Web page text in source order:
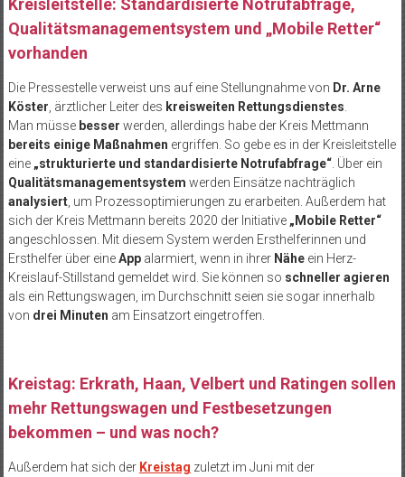
Qualitätsmanagementsystem und „Mobile Retter“
vorhanden
Die Pressestelle verweist uns auf eine Stellungnahme von Dr. Arne
Köster , ärztlicher Leiter des kreisweiten Rettungsdienstes
Man müsse besser werden, allerdings habe der Kreis Mettmann
bereits einige Maßnahmen ergriffen. So gebe es in der Kreisleitstelle
eine „strukturierte und standardisierte Notrufabfrage“. Über ein
Qualitätsmanagementsystem werden Einsätze nachträglich
analysiert, um Prozessoptimierungen zu erarbeiten. Außerdem hat
sich der Kreis Mettmann bereits 2020 der Initiative „Mobile Retter“
angeschlossen. Mit diesem System werden Ersthelferinnen und
Ersthelfer über eineAppalarmiert, wenn in ihrer Näheein Herz-
Kreislauf-Stillstand gemeldet wird. Sie können so schneller agieren
als ein Rettungswagen, im Durchschnitt seien sie sogar innerhalb
von drei Minuten am Einsatzort eingetroffen.
Kreistag: Erkrath, Haan, Velbert und Ratingen sollen
mehr Rettungswagen und Festbesetzungen
bekommen – und was noch?
Außerdem hat sich der Kreistag zuletzt im Juni mit der